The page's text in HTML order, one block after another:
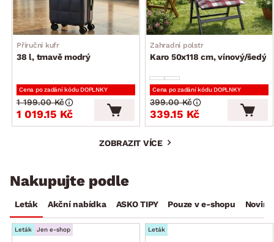
Příruční kufr
38 l, tmavě modrý
Cena po zadání kódu DOPLNKY
1 019.15 Kč
1 199.00 Kč
Zahradní polstr
Karo 50x118 cm, vínový/šedý
Cena po zadání kódu DOPLNKY
339.15 Kč
399.00 Kč
ZOBRAZIT VÍCE
Nakupujte podle
Leták Akční nabídka ASKO TIPY Pouze v e-shopu
Leták Jen e-shop Leták